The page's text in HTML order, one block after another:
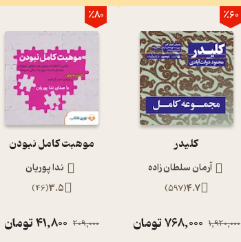
٪60
کلیدر
آرمان سلطان زاده
4.7
(
597
)
1,920,000
768,000تومان
٪80
موهبت کامل نبودن
ندا پوریان
3.5
(
46
)
209,000
41,800تومان